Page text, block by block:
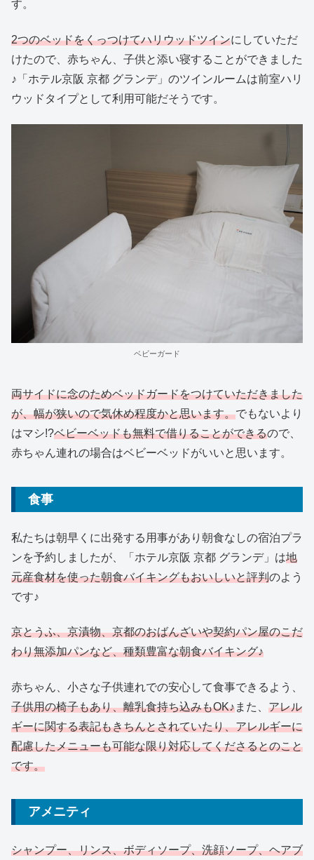
す。
2つのベッドをくっつけてハリウッドツインにしていただ
けたので、赤ちゃん、子供と添い寝することができました
♪「ホテル京阪 京都 グランデ」のツインルームは前室ハリ
ウッドタイプとして利用可能だそうです。
ベビーガード
両サイドに念のためベッドガードをつけていただきました
が、幅が狭いので気休め程度かと思います。でもないより
はマシ!?ベビーベッドも無料で借りることができるので、
赤ちゃん連れの場合はベビーベッドがいいと思います。
食事
私たちは朝早くに出発する用事があり朝食なしの宿泊プラ
ンを予約しましたが、「ホテル京阪 京都 グランデ」は地
元産食材を使った朝食バイキングもおいしいと評判のよう
です♪
京とうふ、京漬物、京都のおばんざいや契約パン屋のこだ
わり無添加パンなど、種類豊富な朝食バイキング♪
赤ちゃん、小さな子供連れでの安心して食事できるよう、
子供用の椅子もあり、離乳食持ち込みもOK♪また、 アレル
ギーに関する表記もきちんとされていたり、アレルギーに
配慮したメニューも可能な限り対応してくださるとのこと
です。
アメニティ
シャンプー、リンス、ボディソープ、洗顔ソープ、ヘアブ